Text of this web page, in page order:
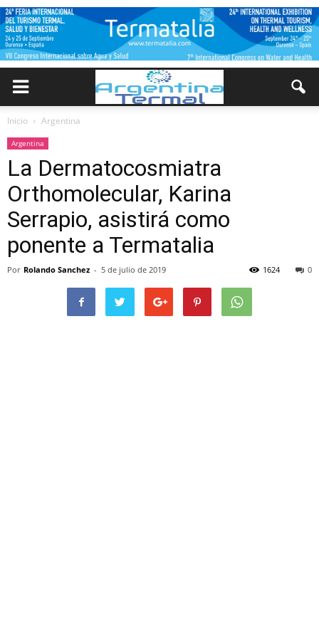
Inicio Argentina
Argentina
La Dermatocosmiatra
Orthomolecular, Karina
Serrapio, asistirá como
ponente a Termatalia
Por Rolando Sanchez - 5 de julio de 2019 0
1624